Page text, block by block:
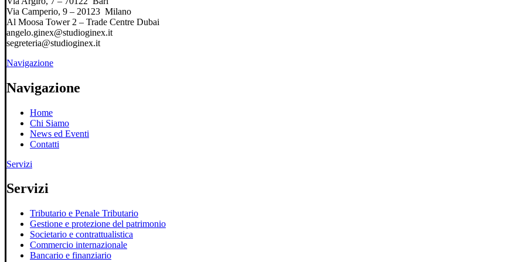
Via Camperio, 9 – 20123 Milano
Al Moosa Tower 2 – Trade Centre Dubai
angelo.ginex@studioginex.it
segreteria@studioginex.it
Navigazione
Navigazione
Home
Chi Siamo
News ed Eventi
Contatti
Servizi
Servizi
Tributario e Penale Tributario
Gestione e protezione del patrimonio
Societario e contrattualistica
Commercio internazionale
Bancario e finanziario